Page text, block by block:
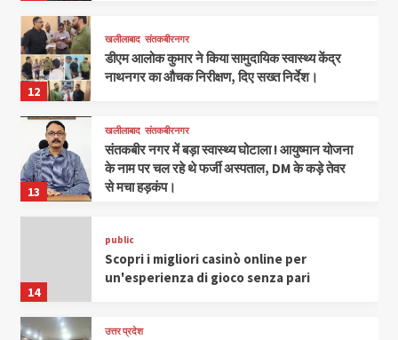
12
खलीलाबाद संतकबीरनगर
डीएम आलोक कुमार ने किया सामुदायिक स्वास्थ्य केंद्र
नाथनगर का औचक निरीक्षण, दिए सख्त निर्देश।
13
खलीलाबाद संतकबीरनगर
संतकबीर नगर में बड़ा स्वास्थ्य घोटाला ! आयुष्मान योजना
के नाम पर चल रहे थे फर्जी अस्पताल, DM के कड़े तेवर
से मचा हड़कंप।
14
public
Scopri i migliori casinò online per
un'esperienza di gioco senza pari
उत्तर प्रदेश